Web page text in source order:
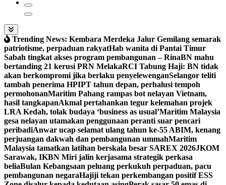
Trending News: Kembara Merdeka Jalur Gemilang semarak
patriotisme, perpaduan rakyatHab wanita di Pantai Timur
Sabah tingkat akses program pembangunan – RinaBN mahu
bertanding 21 kerusi PRN MelakaRCI Tabung Haji: BN tidak
akan berkompromi jika berlaku penyelewenganSelangor teliti
tambah penerima HPIPT tahun depan, perhalusi tempoh
permohonanMaritim Pahang rampas bot nelayan Vietnam,
hasil tangkapanAkmal pertahankan tegur kelemahan projek
LRA Kedah, tolak budaya ‘business as usual’Maritim Malaysia
gesa nelayan utamakan penggunaan peranti suar pencari
peribadiAnwar ucap selamat ulang tahun ke-55 ABIM, kenang
perjuangan dakwah dan pembangunan ummahMaritim
Malaysia tamatkan latihan berskala besar SAREX 2026JKOM
Sarawak, IKBN Miri jalin kerjasama strategik perkasa
beliaBulan Kebangsaan peluang perkukuh perpaduan, pacu
pembangunan negaraHajiji tekan perkembangan positif ESS